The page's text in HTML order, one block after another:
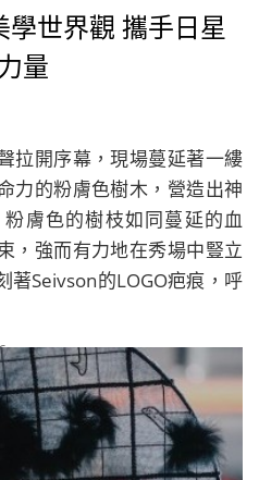
世界觀 攜手日星
量
拉開序幕，現場蔓延著一縷
力的粉膚色樹木，營造出神
膚色的樹枝如同蔓延的血
，強而有力地在秀場中豎立
著Seivson的LOGO疤痕，呼
的疤痕，卻承載著她們深刻